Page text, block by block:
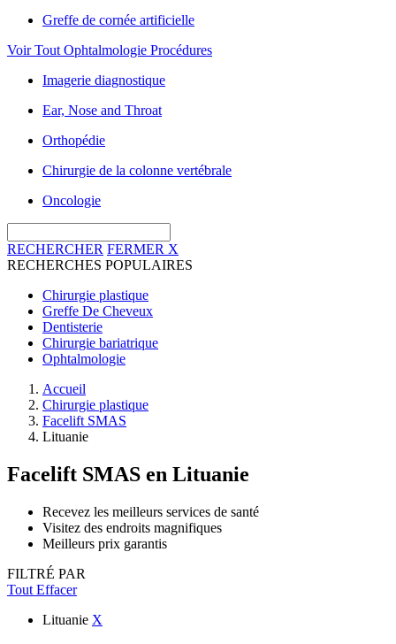
Greffe de cornée artificielle
Voir Tout Ophtalmologie Procédures
Imagerie diagnostique
Ear, Nose and Throat
Orthopédie
Chirurgie de la colonne vertébrale
Oncologie
RECHERCHER FERMER X
RECHERCHES POPULAIRES
Chirurgie plastique
Greffe De Cheveux
Dentisterie
Chirurgie bariatrique
Ophtalmologie
Accueil
Chirurgie plastique
Facelift SMAS
Lituanie
Facelift SMAS en Lituanie
Recevez les meilleurs services de santé
Visitez des endroits magnifiques
Meilleurs prix garantis
FILTRÉ PAR
Tout Effacer
Lituanie X